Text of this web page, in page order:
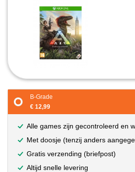
B-Grade
€ 12,99
Alle games zijn gecontroleerd en
Met doosje (tenzij anders
Gratis verzending (briefpost)
Altijd snelle levering